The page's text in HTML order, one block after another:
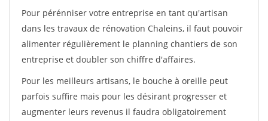
Pour pérénniser votre entreprise en tant qu'artisan
dans les travaux de rénovation Chaleins, il faut pouvoir
alimenter régulièrement le planning chantiers de son
entreprise et doubler son chiffre d'affaires.
Pour les meilleurs artisans, le bouche à oreille peut
parfois suffire mais pour les désirant progresser et
augmenter leurs revenus il faudra obligatoirement